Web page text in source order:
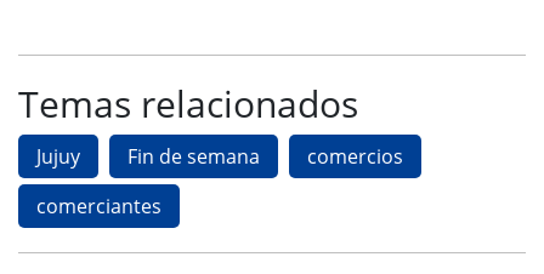
Temas relacionados
Jujuy Fin de semana
comercios
comerciantes